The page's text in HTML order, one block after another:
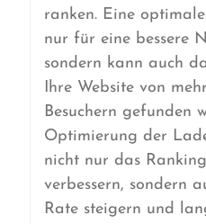
ranken. Eine
nur für eine bessere
sondern kann auch
Ihre Website von
Besuchern gefunden
Optimierung der
nicht nur das
verbessern, sondern
Rate steigern und